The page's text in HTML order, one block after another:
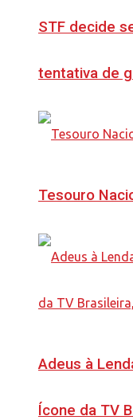
STF decide
tentativa de
Tesouro
Adeus à
Ícone da TV